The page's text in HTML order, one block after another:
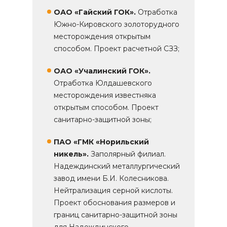
ОАО «Гайский ГОК». Отработка
Южно-Кировского золоторудного
месторождения открытым
способом. Проект расчетной СЗЗ;
ОАО «Учалинский ГОК».
Отработка Юлдашевского
месторождения известняка
открытым способом. Проект
санитарно-защитной зоны;
ПАО «ГМК «Норильский
никель». Заполярный филиал.
Надеждинский металлургический
завод имени Б.И. Колесникова.
Нейтрализация серной кислоты.
Проект обоснования размеров и
границ санитарно-защитной зоны